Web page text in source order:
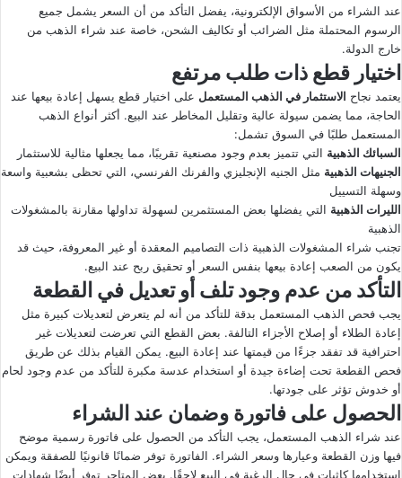
عند الشراء من الأسواق الإلكترونية، يفضل التأكد من أن السعر يشمل جميع
الرسوم المحتملة مثل الضرائب أو تكاليف الشحن، خاصة عند شراء الذهب من
خارج الدولة.
اختيار قطع ذات طلب مرتفع
يعتمد نجاح الاستثمار في الذهب المستعمل على اختيار قطع يسهل إعادة بيعها عند
الحاجة، مما يضمن سيولة عالية وتقليل المخاطر عند البيع. أكثر أنواع الذهب
المستعمل طلبًا في السوق تشمل:
السبائك الذهبية التي تتميز بعدم وجود مصنعية تقريبًا، مما يجعلها مثالية للاستثمار
الجنيهات الذهبية مثل الجنيه الإنجليزي والفرنك الفرنسي، التي تحظى بشعبية واسعة
وسهلة التسييل
الليرات الذهبية التي يفضلها بعض المستثمرين لسهولة تداولها مقارنة بالمشغولات
الذهبية
تجنب شراء المشغولات الذهبية ذات التصاميم المعقدة أو غير المعروفة، حيث قد
يكون من الصعب إعادة بيعها بنفس السعر أو تحقيق ربح عند البيع.
التأكد من عدم وجود تلف أو تعديل في القطعة
يجب فحص الذهب المستعمل بدقة للتأكد من أنه لم يتعرض لتعديلات كبيرة مثل
إعادة الطلاء أو إصلاح الأجزاء التالفة. بعض القطع التي تعرضت لتعديلات غير
احترافية قد تفقد جزءًا من قيمتها عند إعادة البيع. يمكن القيام بذلك عن طريق
فحص القطعة تحت إضاءة جيدة أو استخدام عدسة مكبرة للتأكد من عدم وجود لحام
أو خدوش تؤثر على جودتها.
الحصول على فاتورة وضمان عند الشراء
عند شراء الذهب المستعمل، يجب التأكد من الحصول على فاتورة رسمية موضح
فيها وزن القطعة وعيارها وسعر الشراء. الفاتورة توفر ضمانًا قانونيًا للصفقة ويمكن
استخدامها كإثبات في حال الرغبة في البيع لاحقًا. بعض المتاجر توفر أيضًا شهادات